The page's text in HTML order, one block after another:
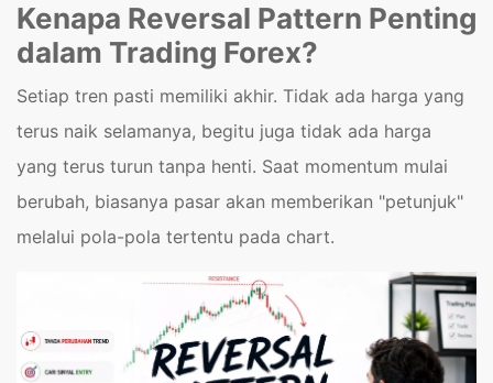
Kenapa Reversal Pattern Penting
dalam Trading Forex?
Setiap tren pasti memiliki akhir. Tidak ada harga yang
terus naik selamanya, begitu juga tidak ada harga
yang terus turun tanpa henti. Saat momentum mulai
berubah, biasanya pasar akan memberikan "petunjuk"
melalui pola-pola tertentu pada chart.